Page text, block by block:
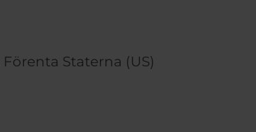
Förenta Staterna (US)